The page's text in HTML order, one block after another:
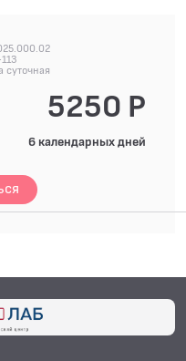
суточная
5250 Р
6 календарных дней